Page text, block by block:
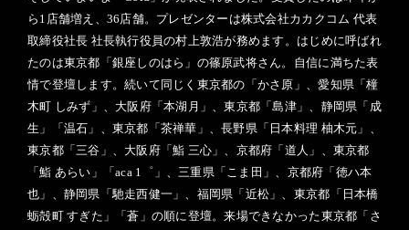
ら1店舗増え、36店舗。プレゼンターは株式会社カカクコム 代表
取締役社長 社長執行役員の村上敦浩が務めます。はじめに呼ばれ
たのは東京都「銀座しのはら」の篠原武将さん。自信に満ちた表
情で登壇します。続いて同じく東京都の「かさ原」、愛知県「橦
木町 しみず」、大阪府「本湖月」、東京都「島津」、静岡県「成
生」「温石」、東京都「茶禅華」、長野県「日本料理 柚木元」、
東京都「三谷」、大阪府「鮨 三心」、京都府「道人」、東京都
「鮨 あらい」「aca 1゜」、三重県「こま田」、京都府「徳ハ本
也」、静岡県「馳走西健一」、福岡県「近松」、東京都「日本橋
蛎殻町 すぎた」「蒼」の順に登壇。来場できなかった東京都「さ